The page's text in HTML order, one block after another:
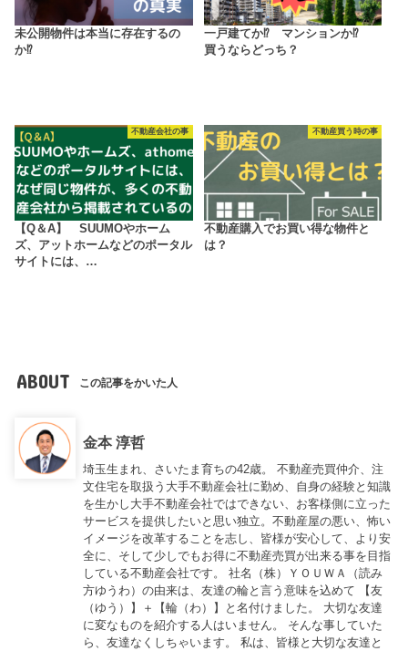
未公開物件は本当に存在するの
か⁉
一戸建てか⁉ マンションか⁉
買うならどっち？
不動産会社の事
【Q＆A】 SUUMOやホーム
ズ、アットホームなどのポータル
サイトには、…
不動産買う時の事
不動産購入でお買い得な物件と
は？
ABOUT この記事をかいた人
金本 淳哲
埼玉生まれ、さいたま育ちの42歳。 不動産売買仲介、注
文住宅を取扱う大手不動産会社に勤め、自身の経験と知識
を生かし大手不動産会社ではできない、お客様側に立った
サービスを提供したいと思い独立。不動産屋の悪い、怖い
イメージを改革することを志し、皆様が安心して、より安
全に、そして少しでもお得に不動産売買が出来る事を目指
している不動産会社です。 社名（株）ＹＯＵＷＡ（読み
方ゆうわ）の由来は、友達の輪と言う意味を込めて 【友
（ゆう）】＋【輪（わ）】と名付けました。 大切な友達
に変なものを紹介する人はいません。 そんな事していた
ら、友達なくしちゃいます。 私は、皆様と大切な友達と